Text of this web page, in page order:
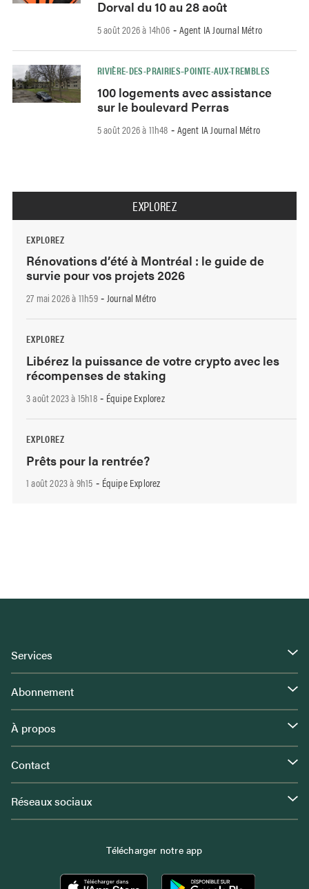
Dorval du 10 au 28 août
5 août 2026 à 14h06 - Agent IA Journal Métro
RIVIÈRE-DES-PRAIRIES–POINTE-AUX-TREMBLES
100 logements avec assistance
sur le boulevard Perras
5 août 2026 à 11h48 - Agent IA Journal Métro
EXPLOREZ
EXPLOREZ
Rénovations d’été à Montréal : le guide de
survie pour vos projets 2026
27 mai 2026 à 11h59- Journal Métro
EXPLOREZ
Libérez la puissance de votre crypto avec les
récompenses de staking
3 août 2023 à 15h18- Équipe Explorez
EXPLOREZ
Prêts pour la rentrée?
1 août 2023 à 9h15 - Équipe Explorez
Services
Abonnement
À propos
Contact
Réseaux sociaux
Télécharger notre app